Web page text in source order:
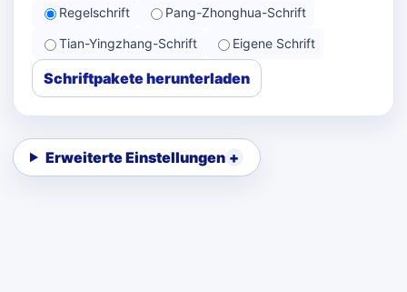
Regelschrift
Pang-Zhonghua-Schrift
Tian-Yingzhang-Schrift
Eigene Schrift
Schriftpakete herunterladen
Erweiterte Einstellungen